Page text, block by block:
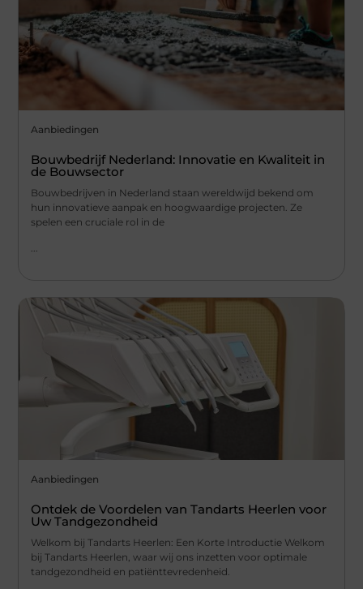
Aanbiedingen
Bouwbedrijf Nederland: Innovatie en Kwaliteit in
de Bouwsector
Bouwbedrijven in Nederland staan wereldwijd bekend om
hun innovatieve aanpak en hoogwaardige projecten. Ze
spelen een cruciale rol in de
...
Aanbiedingen
Ontdek de Voordelen van Tandarts Heerlen voor
Uw Tandgezondheid
Welkom bij Tandarts Heerlen: Een Korte Introductie Welkom
bij Tandarts Heerlen, waar wij ons inzetten voor optimale
tandgezondheid en patiënttevredenheid.